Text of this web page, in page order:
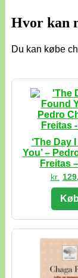
Hvor kan
Du kan købe
‘The Day
You’ –
Freitas
kr.
Køb